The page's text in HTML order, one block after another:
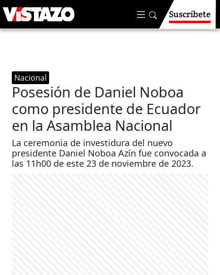
Suscríbete
Nacional
Posesión de Daniel Noboa
como presidente de Ecuador
en la Asamblea Nacional
La ceremonia de investidura del nuevo
presidente Daniel Noboa Azín fue convocada a
las 11h00 de este 23 de noviembre de 2023.